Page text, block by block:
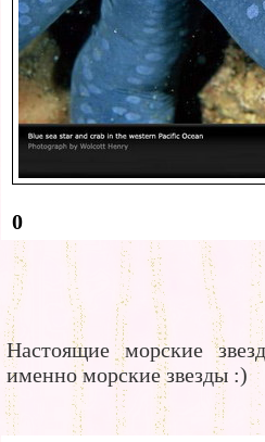
0
Настоящие морские
именно морские звезды :)